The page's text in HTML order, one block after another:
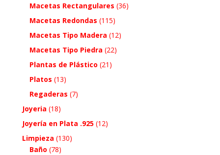
Macetas Rectangulares (36)
Macetas Redondas (115)
Macetas Tipo Madera (12)
Macetas Tipo Piedra (22)
Plantas de Plástico (21)
Platos (13)
Regaderas (7)
Joyeria (18)
Joyería en Plata .925 (12)
Limpieza (130)
Baño (78)